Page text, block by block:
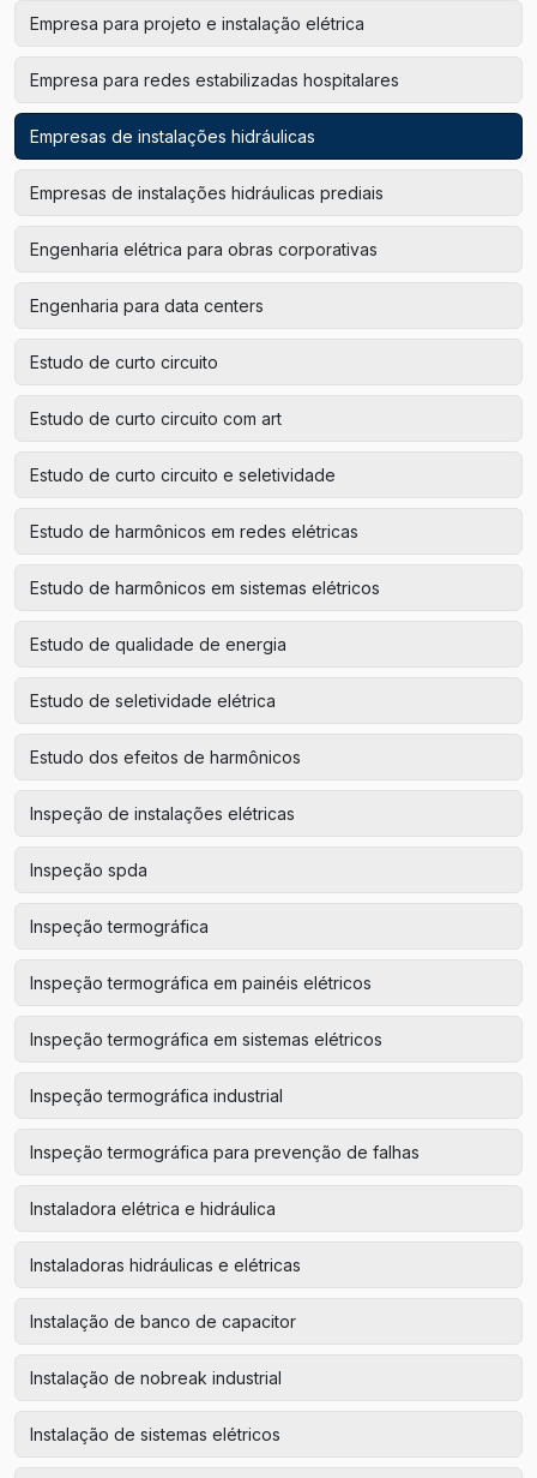
Empresa para projeto e instalação elétrica
Empresa para redes estabilizadas hospitalares
Empresas de instalações hidráulicas
Empresas de instalações hidráulicas prediais
Engenharia elétrica para obras corporativas
Engenharia para data centers
Estudo de curto circuito
Estudo de curto circuito com art
Estudo de curto circuito e seletividade
Estudo de harmônicos em redes elétricas
Estudo de harmônicos em sistemas elétricos
Estudo de qualidade de energia
Estudo de seletividade elétrica
Estudo dos efeitos de harmônicos
Inspeção de instalações elétricas
Inspeção spda
Inspeção termográfica
Inspeção termográfica em painéis elétricos
Inspeção termográfica em sistemas elétricos
Inspeção termográfica industrial
Inspeção termográfica para prevenção de falhas
Instaladora elétrica e hidráulica
Instaladoras hidráulicas e elétricas
Instalação de banco de capacitor
Instalação de nobreak industrial
Instalação de sistemas elétricos